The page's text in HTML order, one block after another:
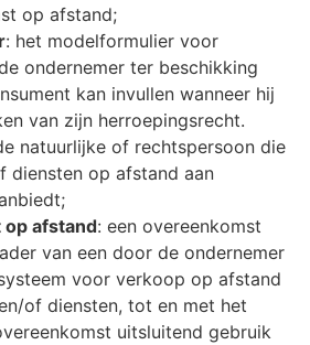
op afstand;
: het modelformulier voor
ondernemer ter beschikking
kan invullen wanneer hij
van zijn herroepingsrecht.
natuurlijke of rechtspersoon die
diensten op afstand aan
afstand: een overeenkomst
van een door de ondernemer
voor verkoop op afstand
of diensten, tot en met het
uitsluitend gebruik